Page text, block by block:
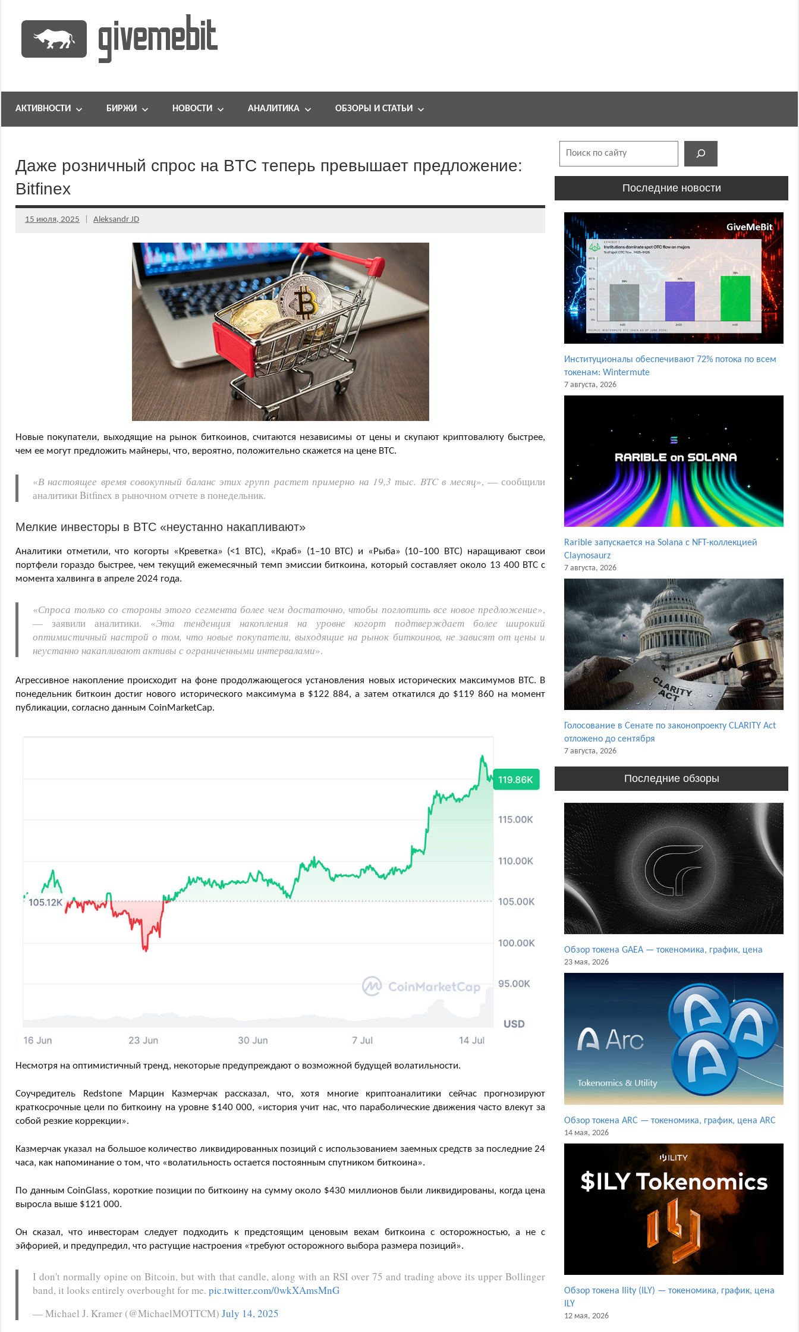
содержимому
GiveMeBit.com
портал
АКТИВНОСТИ БИРЖИ НОВОСТИ АНАЛИТИКА ОБЗОРЫ И СТАТЬИ
Даже розничный спрос на BTC теперь превышает предложение:
Bitfinex
15 июля, 2025 Aleksandr JD
Новые покупатели, выходящие на рынок биткоинов, считаются независимы от цены и скупают криптовалюту быстрее,
чем ее могут предложить майнеры, что, вероятно, положительно скажется на цене BTC.
«В настоящее время совокупный баланс этих групп растет примерно на 19,3 тыс. BTC в месяц», — сообщили
аналитики Bitfinex в рыночном отчете в понедельник.
Мелкие инвесторы в BTC «неустанно накапливают»
Аналитики отметили, что когорты «Креветка» (<1 BTC), «Краб» (1–10 BTC) и «Рыба» (10–100 BTC) наращивают свои
портфели гораздо быстрее, чем текущий ежемесячный темп эмиссии биткоина, который составляет около 13 400 BTC с
момента халвинга в апреле 2024 года.
«Спроса только со стороны этого сегмента более чем достаточно, чтобы поглотить все новое предложение»,
— заявили аналитики. «Эта тенденция накопления на уровне когорт подтверждает более широкий
оптимистичный настрой о том, что новые покупатели, выходящие на рынок биткоинов, не зависят от цены и
неустанно накапливают активы с ограниченными интервалами».
Агрессивное накопление происходит на фоне продолжающегося установления новых исторических максимумов BTC. В
понедельник биткоин достиг нового исторического максимума в $122 884, а затем откатился до $119 860 на момент
публикации, согласно данным CoinMarketCap.
Несмотря на оптимистичный тренд, некоторые предупреждают о возможной будущей волатильности.
Соучредитель Redstone Марцин Казмерчак рассказал, что, хотя многие криптоаналитики сейчас прогнозируют
краткосрочные цели по биткоину на уровне $140 000, «история учит нас, что параболические движения часто влекут за
собой резкие коррекции».
Казмерчак указал на большое количество ликвидированных позиций с использованием заемных средств за последние 24
часа, как напоминание о том, что «волатильность остается постоянным спутником биткоина».
По данным CoinGlass, короткие позиции по биткоину на сумму около $430 миллионов были ликвидированы, когда цена
выросла выше $121 000.
Он сказал, что инвесторам следует подходить к предстоящим ценовым вехам биткоина с осторожностью, а не с
эйфорией, и предупредил, что растущие настроения «требуют осторожного выбора размера позиций».
I don't normally opine on Bitcoin, but with that candle, along with an RSI over 75 and trading above its upper Bollinger
band, it looks entirely overbought for me. pic.twitter.com/0wkXAmsMnG
— Michael J. Kramer (@MichaelMOTTCM) July 14, 2025
Последние новости
Институционалы обеспечивают 72% потока по всем
токенам: Wintermute
7 августа, 2026
Rarible запускается на Solana с NFT-коллекцией
Claynosaurz
7 августа, 2026
Голосование в Сенате по законопроекту CLARITY Act
отложено до сентября
7 августа, 2026
Последние обзоры
Обзор токена GAEA — токеномика, график, цена
23 мая, 2026
Обзор токена ARC — токеномика, график, цена ARC
14 мая, 2026
Обзор токена Ility (ILY) — токеномика, график, цена
ILY
12 мая, 2026